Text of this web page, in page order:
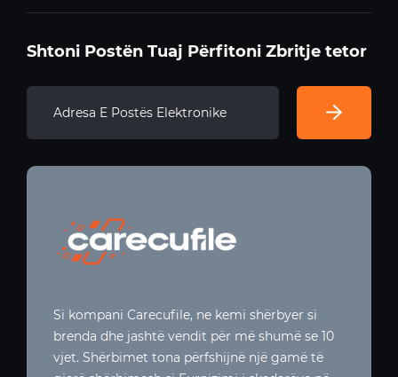
Shtoni Postën Tuaj Përfitoni Zbritje tetor
Si kompani Carecufile, ne kemi shërbyer si
brenda dhe jashtë vendit për më shumë se 10
vjet. Shërbimet tona përfshijnë një gamë të